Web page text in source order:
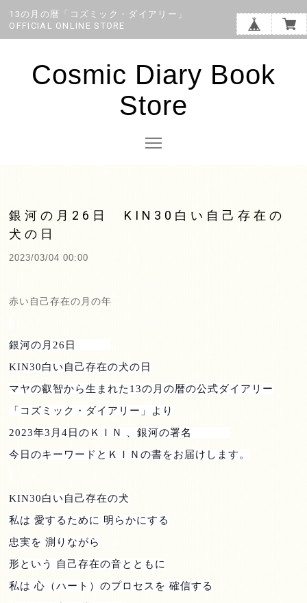
13の月の暦「コズミック・ダイアリー」
OFFICIAL ONLINE STORE
Cosmic Diary Book
Store
銀河の月26日 KIN30白い自己存在の
犬の日
2023/03/04 00:00
赤い自己存在の月の年
銀河の月 26 日
KIN30白い自己存在の犬の日
マヤの叡智から生まれた 13の月の暦の公式ダイアリー
「コズミック・ダイアリー」より
2023年3 月4 日のＫＩＮ 、銀河の署名
今日のキーワードとＫＩＮの書をお届けします。
KIN30白い自己存在の犬
私は 愛するために 明らかにする
忠実を 測りながら
形という 自己存在の音とともに
私は 心（ハート）のプロセスを 確信する